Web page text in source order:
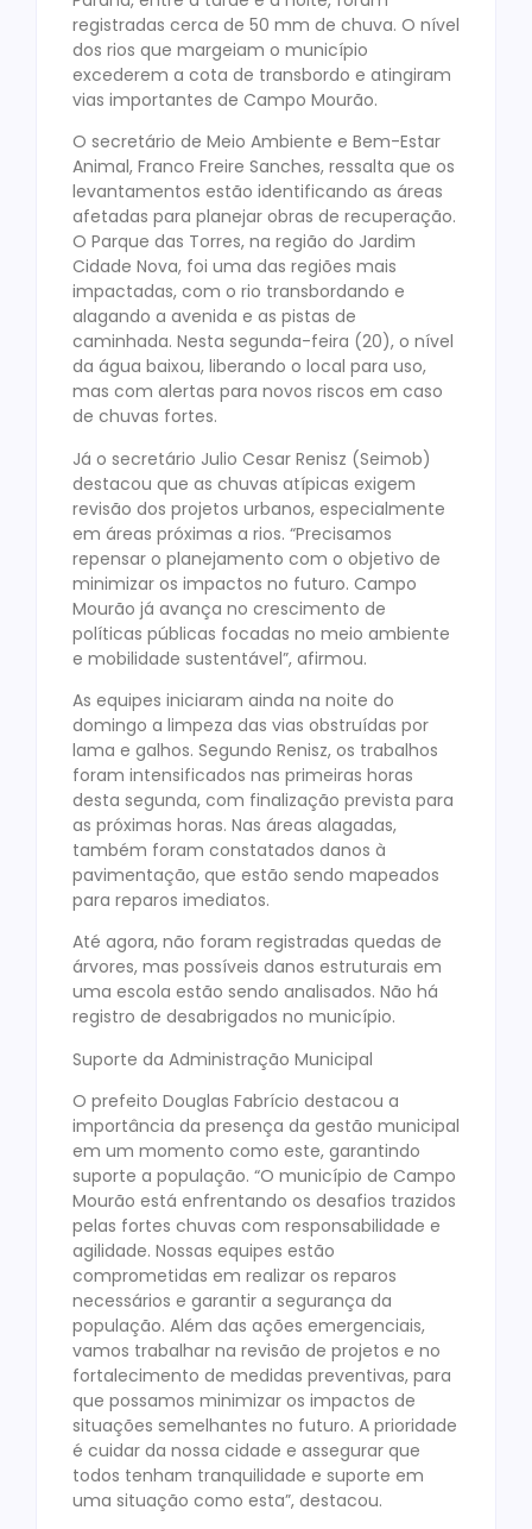
registradas cerca de 50 mm de chuva. O nível
dos rios que margeiam o município
excederem a cota de transbordo e atingiram
vias importantes de Campo Mourão.
O secretário de Meio Ambiente e Bem-Estar
Animal, Franco Freire Sanches, ressalta que os
levantamentos estão identificando as áreas
afetadas para planejar obras de recuperação.
O Parque das Torres, na região do Jardim
Cidade Nova, foi uma das regiões mais
impactadas, com o rio transbordando e
alagando a avenida e as pistas de
caminhada. Nesta segunda-feira (20), o nível
da água baixou, liberando o local para uso,
mas com alertas para novos riscos em caso
de chuvas fortes.
Já o secretário Julio Cesar Renisz (Seimob)
destacou que as chuvas atípicas exigem
revisão dos projetos urbanos, especialmente
em áreas próximas a rios. “Precisamos
repensar o planejamento com o objetivo de
minimizar os impactos no futuro. Campo
Mourão já avança no crescimento de
políticas públicas focadas no meio ambiente
e mobilidade sustentável”, afirmou.
As equipes iniciaram ainda na noite do
domingo a limpeza das vias obstruídas por
lama e galhos. Segundo Renisz, os trabalhos
foram intensificados nas primeiras horas
desta segunda, com finalização prevista para
as próximas horas. Nas áreas alagadas,
também foram constatados danos à
pavimentação, que estão sendo mapeados
para reparos imediatos.
Até agora, não foram registradas quedas de
árvores, mas possíveis danos estruturais em
uma escola estão sendo analisados. Não há
registro de desabrigados no município.
Suporte da Administração Municipal
O prefeito Douglas Fabrício destacou a
importância da presença da gestão municipal
em um momento como este, garantindo
suporte a população. “O município de Campo
Mourão está enfrentando os desafios trazidos
pelas fortes chuvas com responsabilidade e
agilidade. Nossas equipes estão
comprometidas em realizar os reparos
necessários e garantir a segurança da
população. Além das ações emergenciais,
vamos trabalhar na revisão de projetos e no
fortalecimento de medidas preventivas, para
que possamos minimizar os impactos de
situações semelhantes no futuro. A prioridade
é cuidar da nossa cidade e assegurar que
todos tenham tranquilidade e suporte em
uma situação como esta”, destacou.